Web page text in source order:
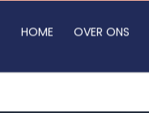
HOME OVER ONS